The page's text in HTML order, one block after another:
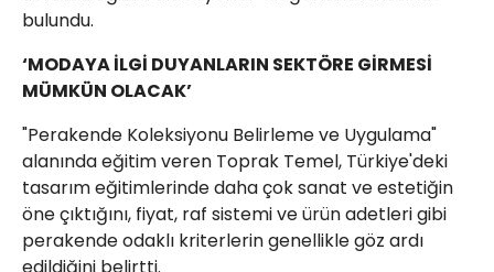
bulundu.
‘MODAYA İLGİ DUYANLARIN SEKTÖRE GİRMESİ
MÜMKÜN OLACAK’
"Perakende Koleksiyonu Belirleme ve Uygulama"
alanında eğitim veren Toprak Temel, Türkiye'deki
tasarım eğitimlerinde daha çok sanat ve estetiğin
öne çıktığını, fiyat, raf sistemi ve ürün adetleri gibi
perakende odaklı kriterlerin genellikle göz ardı